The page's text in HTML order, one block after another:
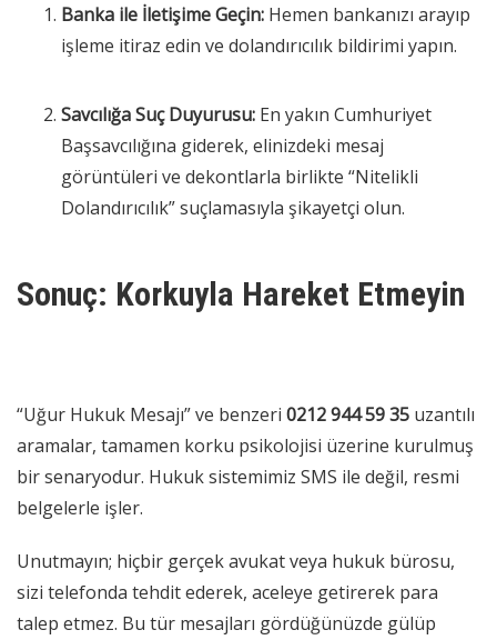
Banka ile İletişime Geçin: Hemen bankanızı arayıp
işleme itiraz edin ve dolandırıcılık bildirimi yapın.
Savcılığa Suç Duyurusu: En yakın Cumhuriyet
Başsavcılığına giderek, elinizdeki mesaj
görüntüleri ve dekontlarla birlikte “Nitelikli
Dolandırıcılık” suçlamasıyla şikayetçi olun.
Sonuç: Korkuyla Hareket Etmeyin
“Uğur Hukuk Mesajı” ve benzeri 0212 944 59 35 uzantılı
aramalar, tamamen korku psikolojisi üzerine kurulmuş
bir senaryodur. Hukuk sistemimiz SMS ile değil, resmi
belgelerle işler.
Unutmayın; hiçbir gerçek avukat veya hukuk bürosu,
sizi telefonda tehdit ederek, aceleye getirerek para
talep etmez. Bu tür mesajları gördüğünüzde gülüp